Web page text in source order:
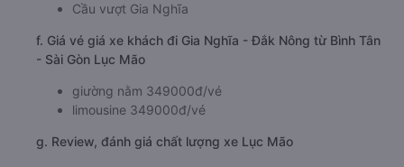
Cầu vượt Gia Nghĩa
f. Giá vé giá xe khách đi Gia Nghĩa - Đắk Nông từ Bình Tân
- Sài Gòn Lục Mão
giường nằm 349000đ/vé
limousine 349000đ/vé
g. Review, đánh giá chất lượng xe Lục Mão